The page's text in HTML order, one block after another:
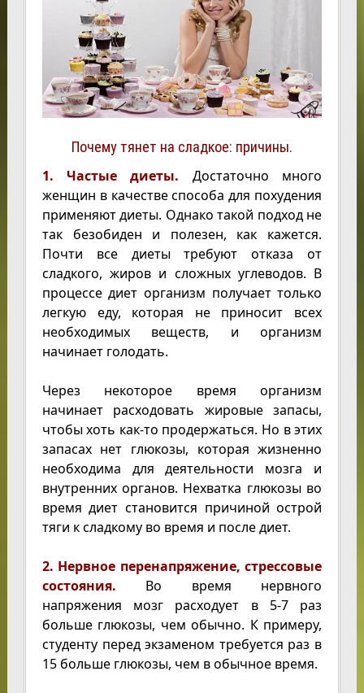
Почему тянет на сладкое: причины.
1. Частые диеты.
Достаточно много
женщин в качестве способа для похудения
применяют диеты. Однако такой подход не
так безобиден и полезен, как кажется.
Почти все диеты требуют отказа от
сладкого, жиров и сложных углеводов. В
процессе диет организм получает только
легкую еду, которая не приносит всех
необходимых веществ, и организм
начинает голодать.
Через некоторое время организм
начинает расходовать жировые запасы,
чтобы хоть как-то продержаться. Но в этих
запасах нет глюкозы, которая жизненно
необходима для деятельности мозга и
внутренних органов. Нехватка глюкозы во
время диет становится причиной острой
тяги к сладкому во время и после диет.
2. Нервное перенапряжение, стрессовые
состояния. Во время нервного
напряжения мозг расходует в 5-7 раз
больше глюкозы, чем обычно. К примеру,
студенту перед экзаменом требуется раз в
15 больше глюкозы, чем в обычное время.